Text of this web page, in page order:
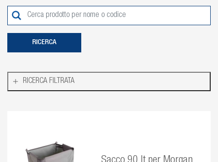
RICERCA FILTRATA